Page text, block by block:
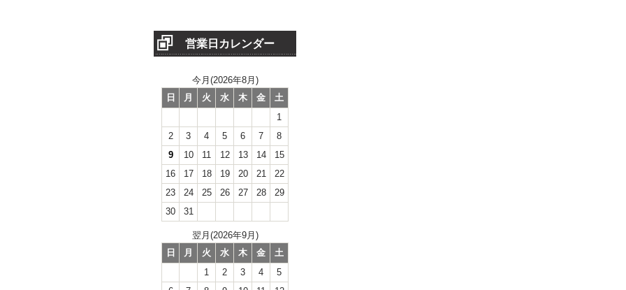
営業日カレンダー
今月(2026年8月)
日
月 火 水 木 金
土
1
2
3 4 5 6 7
8
9
10 11 12 13 14
15
16
17 18 19 20 21
22
23
24 25 26 27 28
29
30
31
翌月(2026年9月)
日
月 火 水 木 金
土
1
2 3 4
5